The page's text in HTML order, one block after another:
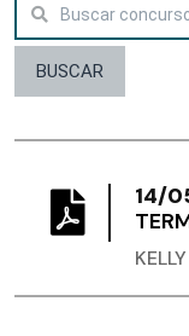
BUSCAR
14/